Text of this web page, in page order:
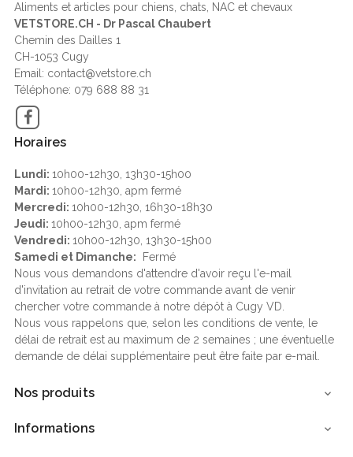
Aliments et articles pour chiens, chats, NAC et chevaux
VETSTORE.CH - Dr Pascal Chaubert
Chemin des Dailles 1
CH-1053 Cugy
Email: contact@vetstore.ch
Téléphone: 079 688 88 31
Horaires
Lundi: 10h00-12h30, 13h30-15h00
Mardi: 10h00-12h30, apm fermé
Mercredi: 10h00-12h30, 16h30-18h30
Jeudi: 10h00-12h30, apm fermé
Vendredi: 10h00-12h30, 13h30-15h00
Samedi et Dimanche: Fermé
Nous vous demandons d'attendre d'avoir reçu l'e-mail
d'invitation au retrait de votre commande avant de venir
chercher votre commande à notre dépôt à Cugy VD.
Nous vous rappelons que, selon les conditions de vente, le
délai de retrait est au maximum de 2 semaines ; une éventuelle
demande de délai supplémentaire peut être faite par e-mail.
Nos produits 
Informations 